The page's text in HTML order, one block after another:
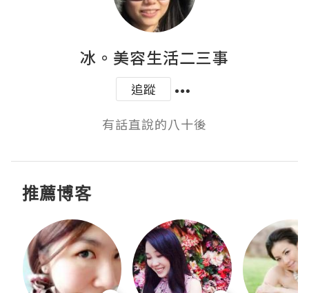
冰。美容生活二三事
追蹤
有話直說的八十後
推薦博客